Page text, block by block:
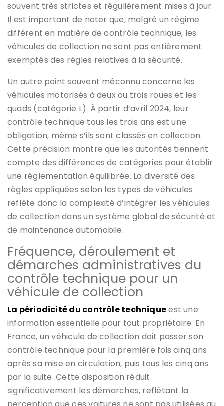
souvent très strictes et régulièrement mises à jour.
Il est important de noter que, malgré un régime
différent en matière de contrôle technique, les
véhicules de collection ne sont pas entièrement
exemptés des règles relatives à la sécurité.
Un autre point souvent méconnu concerne les
véhicules motorisés à deux ou trois roues et les
quads (catégorie L). À partir d’avril 2024, leur
contrôle technique tous les trois ans est une
obligation, même s’ils sont classés en collection.
Cette précision montre que les autorités tiennent
compte des différences de catégories pour établir
une réglementation équilibrée. La diversité des
règles appliquées selon les types de véhicules
reflète donc la complexité d’intégrer les véhicules
de collection dans un système global de sécurité et
de maintenance automobile.
Fréquence, déroulement et
démarches administratives du
contrôle technique pour un
véhicule de collection
La périodicité du contrôle techniqueest une
information essentielle pour tout propriétaire. En
France, un véhicule de collection doit passer son
contrôle technique pour la première fois cinq ans
après sa mise en circulation, puis tous les cinq ans
par la suite. Cette disposition réduit
significativement les démarches, reflétant la